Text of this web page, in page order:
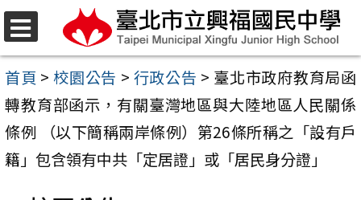
選
單
跳
至
主
要
內
容
首頁 > 校園公告 > 行政公告 > 臺北市政府教育局函
轉教育部函示，有關臺灣地區與大陸地區人民關係
條例 （以下簡稱兩岸條例）第26條所稱之「設有戶
籍」包含領有中共「定居證」或「居民身分證」